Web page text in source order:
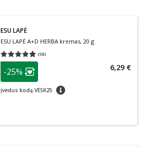
ESU LAPĖ
ESU LAPĖ A+D HERBA kremas, 20 g
(58)
Vidutinis įvertinimas 4.76
patarimas
Lojalumo klubo narių nuolaida
-25%
Įvedus kodą VESK25 patarimas
6,29 €